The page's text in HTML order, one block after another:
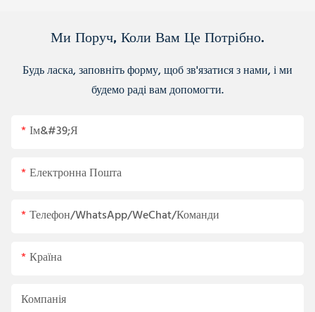
Ми Поруч, Коли Вам Це Потрібно.
Будь ласка, заповніть форму, щоб зв'язатися з нами, і ми
будемо раді вам допомогти.
Ім&#39;я
Електронна Пошта
Телефон/WhatsApp/WeChat/Команди
Країна
Компанія